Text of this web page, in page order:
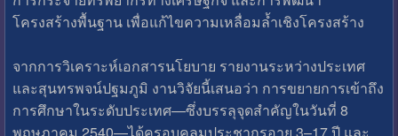
โครงสร้างพื้นฐาน เพื่อแก้ไขความเหลื่อมล้ำเชิงโครงสร้าง
จากการวิเคราะห์เอกสารนโยบาย รายงานระหว่างประเทศ
และสุนทรพจน์ปฐมภูมิ งานวิจัยนี้เสนอว่า การขยายการเข้าถึง
การศึกษาในระดับประเทศ—ซึ่งบรรลุจุดสำคัญในวันที่ 8
พฤษภาคม 2540—ได้ครอบคลุมประชากรอายุ 3–17 ปี และ